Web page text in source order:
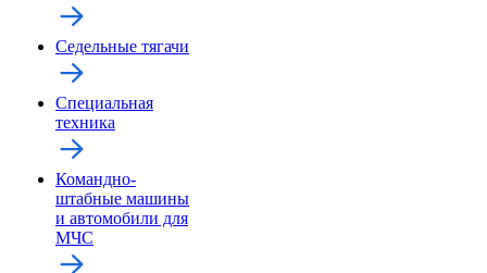
Седельные тягачи
Специальная
техника
Командно-
штабные машины
и автомобили для
МЧС